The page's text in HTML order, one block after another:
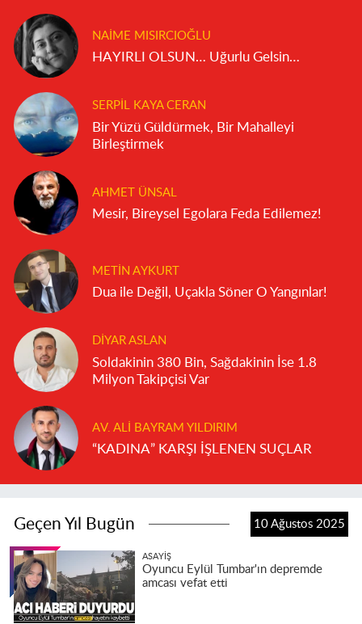
NAIME MISIRCIOĞLU
HAYIRLI OLSUN… Uğurlu Gelsin…
SERPIL KAYA CERAN
Bir Yüzü Güldürmek, Bir Mahalleyi
Birleştirmek
AHMET ÜNSAL
Mesir, Bireysel Egolara Feda Edilemez!
METIN AYKURT
Dua ile Değil, Uçakla Söner O Yangınlar!
DIYAR ASLAN
Soldakinin 380 Bin, Sağdakinin İse 1.8
Milyon Takipçisi Var
AV. ALI BAYRAM YILDIRIM
“KADINA” KARŞI İŞLENEN SUÇLAR
Geçen Yıl Bugün 10 Ağustos 2025
ASAYIŞ
Oyuncu Eylül Tumbar'ın depremde
amcası vefat etti